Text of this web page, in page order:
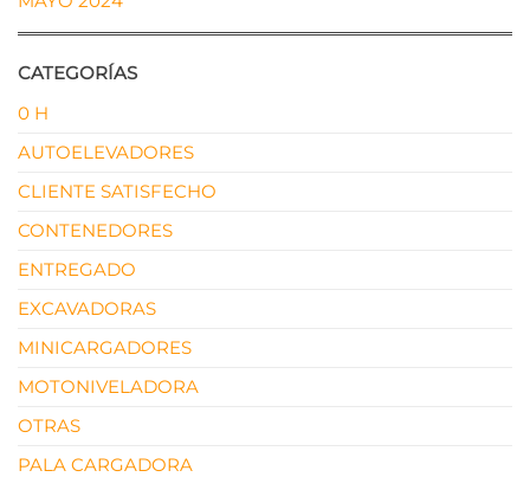
CATEGORÍAS
0 H
AUTOELEVADORES
CLIENTE SATISFECHO
CONTENEDORES
ENTREGADO
EXCAVADORAS
MINICARGADORES
MOTONIVELADORA
OTRAS
PALA CARGADORA